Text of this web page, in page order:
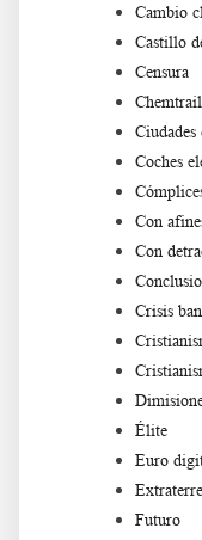
Cambio
Castillo
Censura
Ciudades
Coches
Con
Con
Crisis
Élite
Euro
Futuro